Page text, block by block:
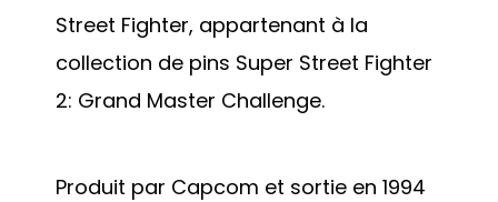
Street Fighter, appartenant à la
collection de pins Super Street Fighter
2: Grand Master Challenge.
Produit par Capcom et sortie en 1994